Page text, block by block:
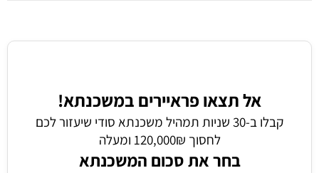
אל תצאו פראיירים במשכנתא!
קבלו ב-30 שניות תמהיל משכנתא סודי שיעזור לכם
לחסוך 120,000₪ ומעלה
בחר את סכום המשכנתא